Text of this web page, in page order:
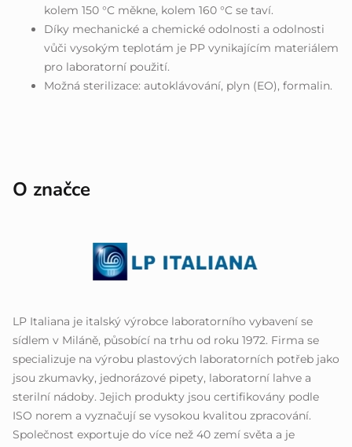
kolem 150 °C měkne, kolem 160 °C se taví.
Díky mechanické a chemické odolnosti a odolnosti
vůči vysokým teplotám je PP vynikajícím materiálem
pro laboratorní použití.
Možná sterilizace: autoklávování, plyn (EO), formalin.
O značce
LP Italiana je italský výrobce laboratorního vybavení se
sídlem v Miláně, působící na trhu od roku 1972. Firma se
specializuje na výrobu plastových laboratorních potřeb jako
jsou zkumavky, jednorázové pipety, laboratorní lahve a
sterilní nádoby. Jejich produkty jsou certifikovány podle
ISO norem a vyznačují se vysokou kvalitou zpracování.
Společnost exportuje do více než 40 zemí světa a je